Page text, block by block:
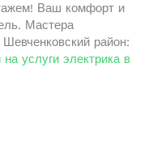
Ваш комфорт и
Мастера
район:
на услуги электрика в